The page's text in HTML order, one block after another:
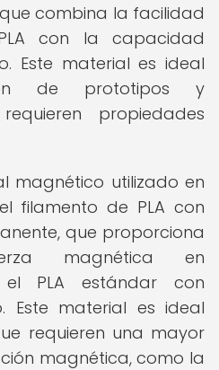
combina la facilidad
con la capacidad
Este material es ideal
de prototipos y
propiedades
magnético utilizado en
filamento de PLA con
que proporciona
magnética en
PLA estándar con
Este material es ideal
requieren una mayor
magnética, como la